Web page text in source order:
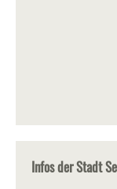
Infos der Stadt